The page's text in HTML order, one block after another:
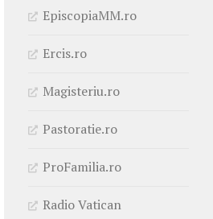
EpiscopiaMM.ro
Ercis.ro
Magisteriu.ro
Pastoratie.ro
ProFamilia.ro
Radio Vatican